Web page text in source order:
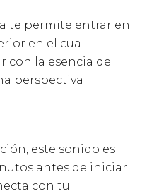
te permite entrar en
en el cual
con la esencia de
perspectiva
este sonido es
antes de iniciar
con tu